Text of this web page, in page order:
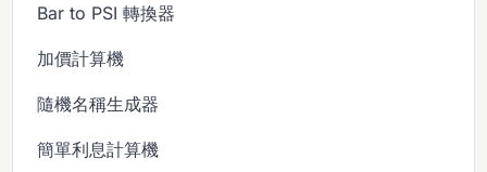
Bar to PSI 轉換器
加價計算機
隨機名稱生成器
簡單利息計算機